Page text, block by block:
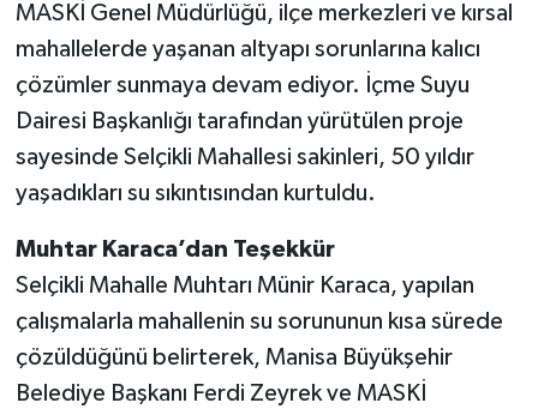
MASKİ Genel Müdürlüğü, ilçe merkezleri ve kırsal
mahallelerde yaşanan altyapı sorunlarına kalıcı
çözümler sunmaya devam ediyor. İçme Suyu
Dairesi Başkanlığı tarafından yürütülen proje
sayesinde Selçikli Mahallesi sakinleri, 50 yıldır
yaşadıkları su sıkıntısından kurtuldu.
Muhtar Karaca’dan Teşekkür
Selçikli Mahalle Muhtarı Münir Karaca, yapılan
çalışmalarla mahallenin su sorununun kısa sürede
çözüldüğünü belirterek, Manisa Büyükşehir
Belediye Başkanı Ferdi Zeyrek ve MASKİ